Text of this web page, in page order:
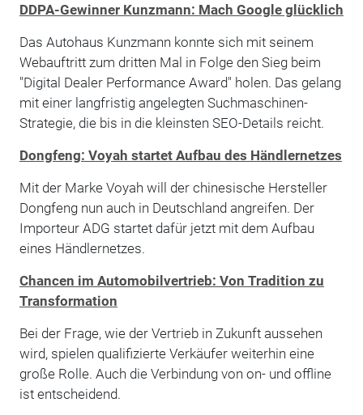
DDPA-Gewinner Kunzmann: Mach Google glücklich
Das Autohaus Kunzmann konnte sich mit seinem
Webauftritt zum dritten Mal in Folge den Sieg beim
"Digital Dealer Performance Award" holen. Das gelang
mit einer langfristig angelegten Suchmaschinen-
Strategie, die bis in die kleinsten SEO-Details reicht.
Dongfeng: Voyah startet Aufbau des Händlernetzes
Mit der Marke Voyah will der chinesische Hersteller
Dongfeng nun auch in Deutschland angreifen. Der
Importeur ADG startet dafür jetzt mit dem Aufbau
eines Händlernetzes.
Chancen im Automobilvertrieb: Von Tradition zu
Transformation
Bei der Frage, wie der Vertrieb in Zukunft aussehen
wird, spielen qualifizierte Verkäufer weiterhin eine
große Rolle. Auch die Verbindung von on- und offline
ist entscheidend.